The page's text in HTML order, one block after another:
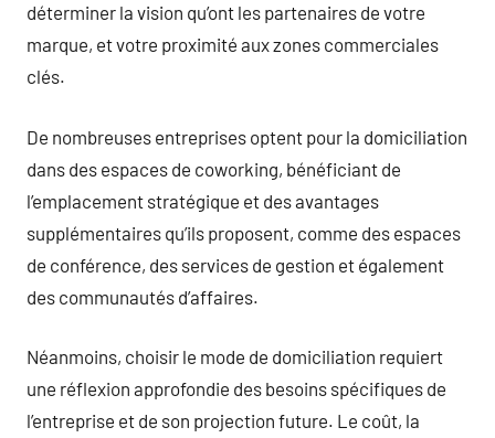
déterminer la vision qu’ont les partenaires de votre
marque, et votre proximité aux zones commerciales
clés.
De nombreuses entreprises optent pour la domiciliation
dans des espaces de coworking, bénéficiant de
l’emplacement stratégique et des avantages
supplémentaires qu’ils proposent, comme des espaces
de conférence, des services de gestion et également
des communautés d’affaires.
Néanmoins, choisir le mode de domiciliation requiert
une réflexion approfondie des besoins spécifiques de
l’entreprise et de son projection future. Le coût, la